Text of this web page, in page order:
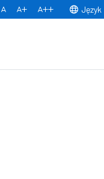
Normalny rozmiar czcionki
Rozmiar czcionki 150%
Język